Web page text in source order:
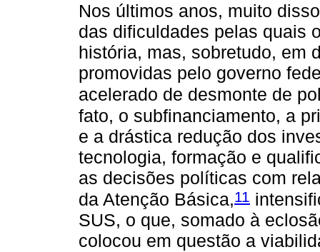
Nos últimos anos, muito
das dificuldades pelas quais
história, mas, sobretudo, em
promovidas pelo governo
acelerado de desmonte de
fato, o subfinanciamento, a
e a drástica redução dos
tecnologia, formação e
as decisões políticas com
da Atenção Básica,11
SUS, o que, somado à
colocou em questão a